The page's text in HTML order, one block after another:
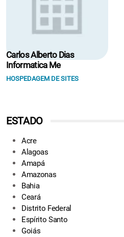
Carlos Alberto Dias
Informatica Me
HOSPEDAGEM DE SITES
ESTADO
Acre
Alagoas
Amapá
Amazonas
Bahia
Ceará
Distrito Federal
Espírito Santo
Goiás